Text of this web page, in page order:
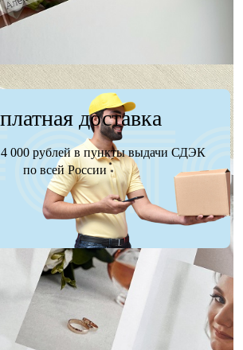
доставка
4 000 рублей в пункты выдачи СДЭК
по всей России